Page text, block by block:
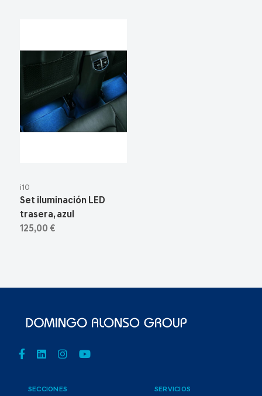
i10
Set iluminación LED
trasera, azul
125,00 €
SECCIONES SERVICIOS